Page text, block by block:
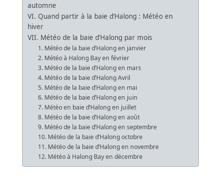
automne
VI. Quand partir à la baie d’Halong : Météo en
hiver
VII. Météo de la baie d’Halong par mois
1. Météo de la baie d’Halong en janvier
2. Météo à Halong Bay en février
3. Météo de la baie d’Halong en mars
4. Météo de la baie d’Halong Avril
5. Météo de la baie d’Halong en mai
6. Météo de la baie d’Halong en juin
7. Météo en baie d’Halong en juillet
8. Météo de la baie d’Halong en août
9. Météo de la baie d’Halong en septembre
10. Météo de la baie d’Halong octobre
11. Météo de la baie d’Halong en novembre
12. Météo à Halong Bay en décembre